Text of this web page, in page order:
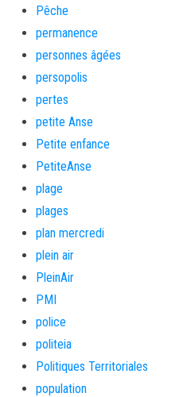
Pêche
permanence
personnes âgées
persopolis
pertes
petite Anse
Petite enfance
PetiteAnse
plage
plages
plan mercredi
plein air
PleinAir
PMI
police
politeia
Politiques Territoriales
population